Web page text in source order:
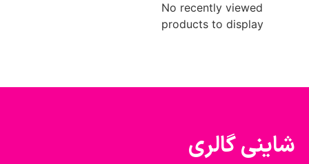
No recently viewed
products to display
شاینی گالری